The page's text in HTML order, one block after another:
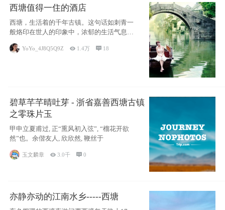
西塘值得一住的酒店
西塘，生活着的千年古镇。这句话如刺青一
般烙印在世人的印象中，浓郁的生活气息，
小桥流水
YoYo_4J8Q5Q9Z  1.4万  18
碧草芊芊晴吐芽 - 浙省嘉善西塘古镇
之零珠片玉
甲申立夏甫过, 正“熏风初入弦”, “榴花开欲
然”也。余偕友人, 欣欣然, 鞭丝于
玉文麟章  3.0千 0
亦静亦动的江南水乡-----西塘